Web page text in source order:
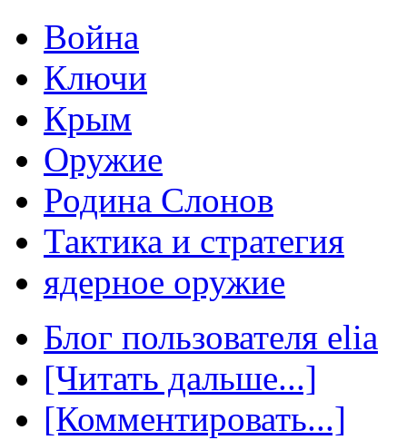
Война
Ключи
Крым
Оружие
Родина Слонов
Тактика и стратегия
ядерное оружие
Блог пользователя elia
[Читать дальше...]
[Комментировать...]